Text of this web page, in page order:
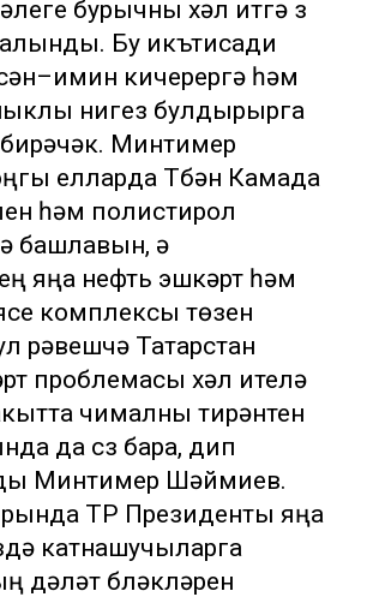
бурычны хәл итүгә үз
Бу икътисади
кичерергә һәм
нигез булдырырга
Минтимер
елларда Түбән Камада
һәм полистирол
башлавын, ә
яңа нефть эшкәртү һәм
комплексы төзүен
рәвешчә Татарстан
проблемасы хәл ителә
чималны тирәнтен
да сүз бара, дип
Минтимер Шәймиев.
ТР Президенты яңа
катнашучыларга
дәүләт бүләкләрен